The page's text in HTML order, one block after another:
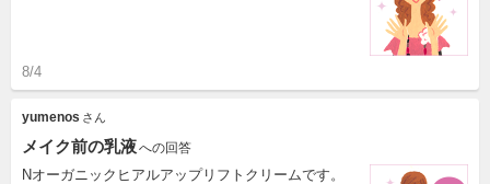
8/4
yumenos さん
メイク前の乳液への回答
Nオーガニックヒアルアップリフトクリームです。